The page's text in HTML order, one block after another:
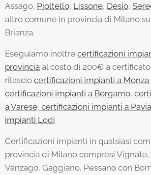
Assago, Pioltello, Lissone, Desio,
altro comune in provincia di Milano
Brianza.
Eseguiamo inoltre certificazioni
provincia al costo di 200€ a
rilascio certificazioni impianti a Monza
certificazioni impianti a Bergamo,
a Varese, certificazioni impianti a Pavia
impianti Lodi
Certificazioni impianti in qualsiasi
provincia di Milano compresi
Vanzago, Gaggiano, Pessano con